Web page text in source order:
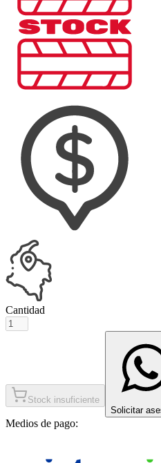
Cantidad
Stock insuficiente
Solicitar
Medios de pago: